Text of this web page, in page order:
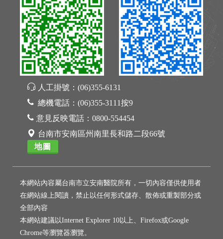
人工掛號： (06)355-6131
總機電話： (06)355-3111按9
意見反映電話： 0800-554454
台南市安南區州南里長和路二段66號
地圖
本網站內容屬台南市立安南醫院所有，一切內容僅供使用者
在網站線上閱讀，禁止以任何形式儲存、散佈或重製部分或
全部內容
本網站建議以Internet Explorer 10以上、Firefox或Google
Chrome等瀏覽器瀏覽。